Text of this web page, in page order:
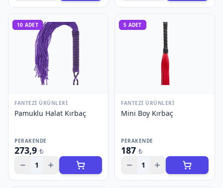
10 ADET
FANTEZI ÜRÜNLERI
Pamuklu Halat Kırbaç
PERAKENDE
273,9 ₺
1
5 ADET
FANTEZI ÜRÜNLERI
Mini Boy Kırbaç
PERAKENDE
187 ₺
1